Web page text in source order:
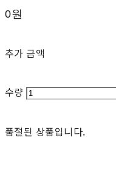
0원
추가 금액
수량
품절된 상품입니다.